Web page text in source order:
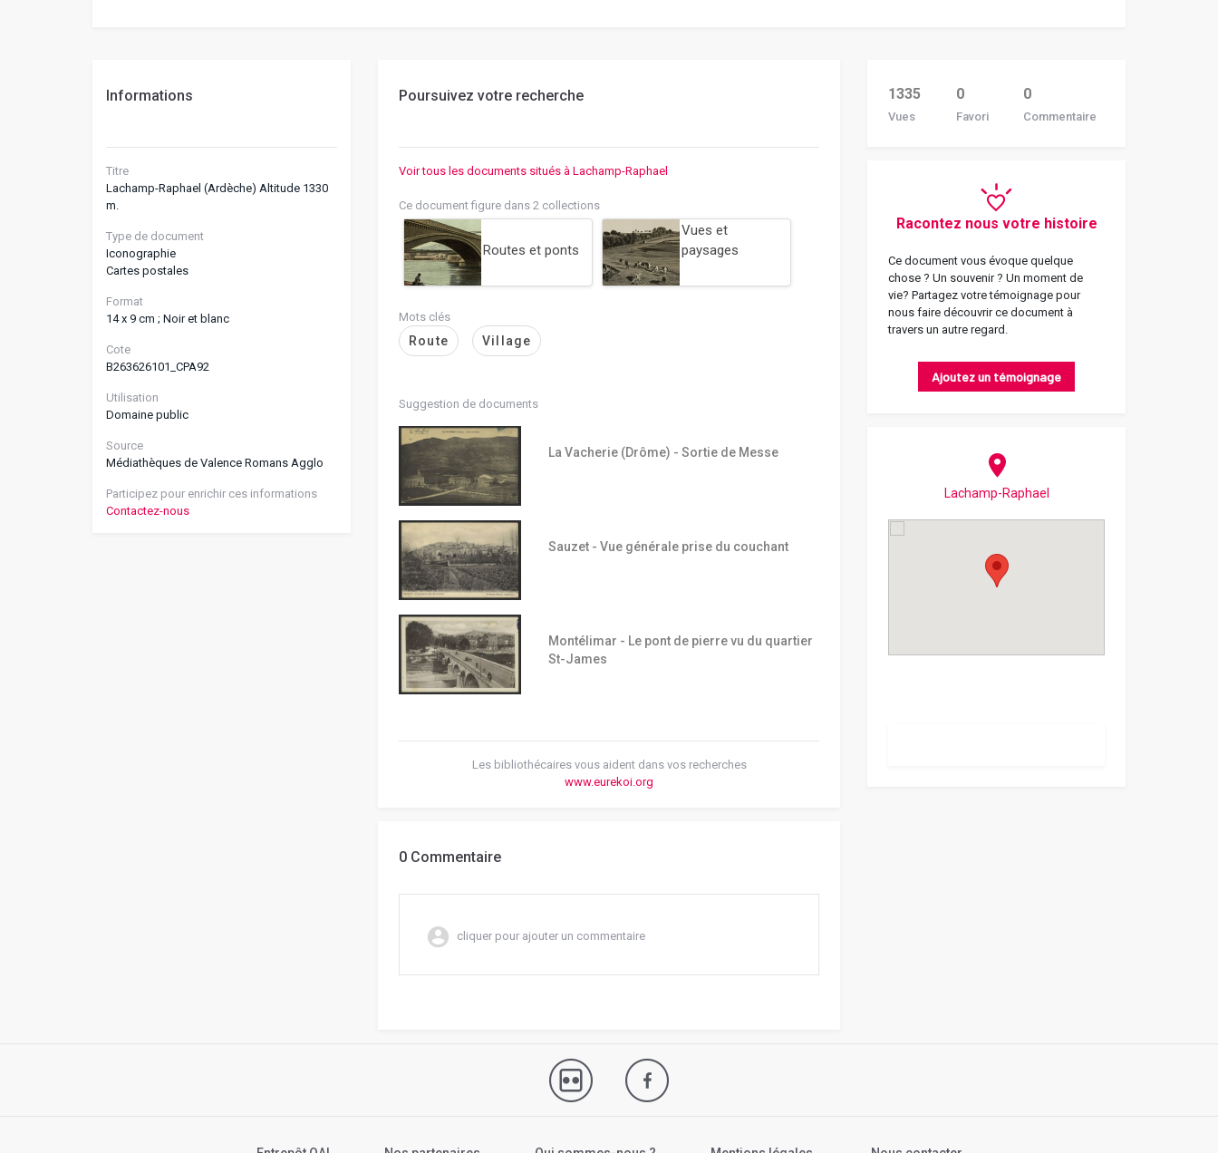
Informations
Titre
Lachamp-Raphael (Ardèche) Altitude 1330
m.
Type de document
Iconographie
Cartes postales
Format
14 x 9 cm ; Noir et blanc
Cote
B263626101_CPA92
Utilisation
Domaine public
Source
Médiathèques de Valence Romans Agglo
Participez pour enrichir ces informations
Contactez-nous
Poursuivez votre recherche
Voir tous les documents situés à Lachamp-Raphael
Ce document figure dans 2 collections
Routes et ponts
Vues et
paysages
Mots clés
Route Village
Suggestion de documents
La Vacherie (Drôme) - Sortie de Messe
Sauzet - Vue générale prise du couchant
Montélimar - Le pont de pierre vu du quartier
St-James
Les bibliothécaires vous aident dans vos recherches
www.eurekoi.org
0 Commentaire
cliquer pour ajouter un commentaire
1335
Vues
0
Favori
0
Commentaire
Racontez nous votre histoire
Ce document vous évoque quelque
chose ? Un souvenir ? Un moment de
vie? Partagez votre témoignage pour
nous faire découvrir ce document à
travers un autre regard.
Ajoutez un témoignage
Lachamp-Raphael